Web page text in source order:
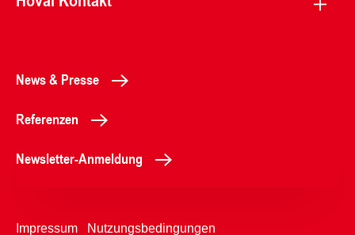
News & Presse
Referenzen
Newsletter-Anmeldung
Impressum Nutzungsbedingungen